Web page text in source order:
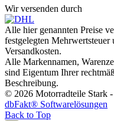
Wir versenden durch
Alle hier genannten Preise
festgelegten
Versandkosten.
Alle Markennamen,
sind Eigentum Ihrer
Beschreibung.
© 2026 Motorradteile Stark
dbFakt® Softwarelösungen
Back to Top